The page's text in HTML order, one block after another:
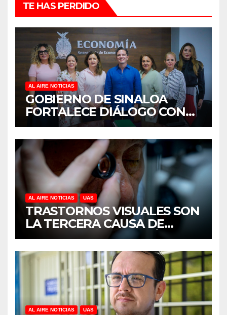
TE HAS PERDIDO
AL AIRE NOTICIAS
GOBIERNO DE SINALOA
FORTALECE DIÁLOGO CON
MUJERES EMPRESARIAS DE
CULIACÁN
AL AIRE NOTICIAS UAS
TRASTORNOS VISUALES SON
LA TERCERA CAUSA DE
DISCAPACIDAD EN MÉXICO,
REVELA ESTUDIO DEL
CIDOCS DE LA UAS
AL AIRE NOTICIAS UAS